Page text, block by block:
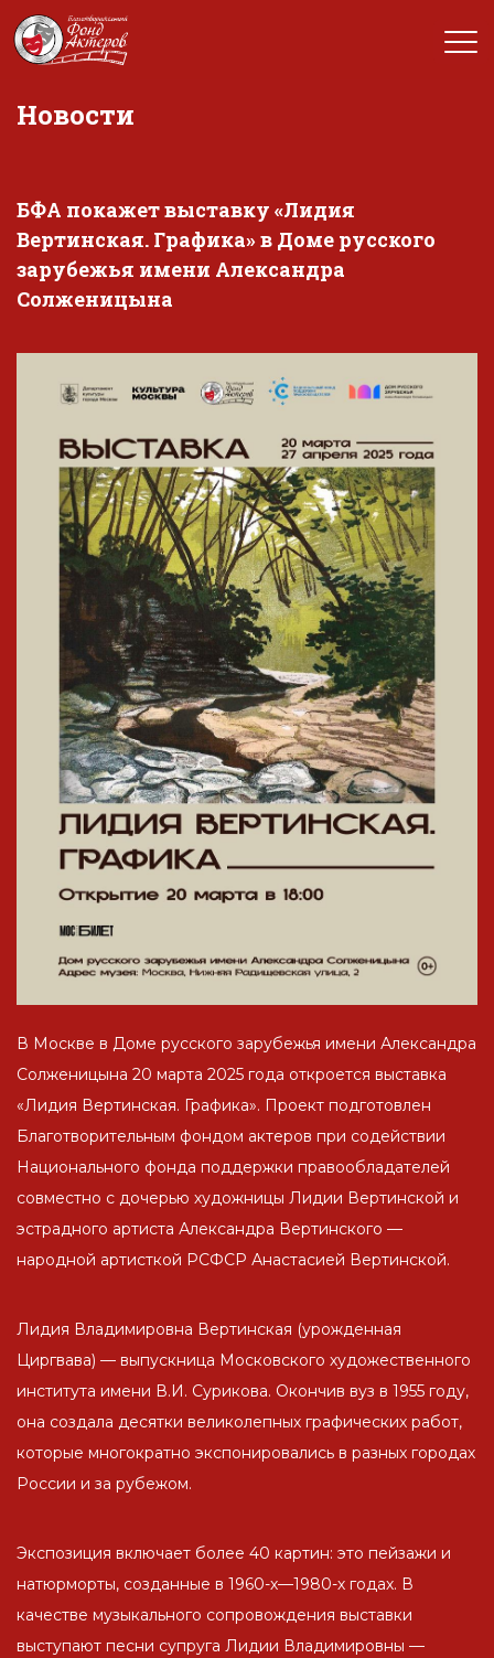
Новости
БФА покажет выставку «Лидия
Вертинская. Графика» в Доме русского
зарубежья имени Александра
Солженицына
В Москве в Доме русского зарубежья имени Александра
Солженицына 20 марта 2025 года откроется выставка
«Лидия Вертинская. Графика». Проект подготовлен
Благотворительным фондом актеров при содействии
Национального фонда поддержки правообладателей
совместно с дочерью художницы Лидии Вертинской и
эстрадного артиста Александра Вертинского —
народной артисткой РСФСР Анастасией Вертинской.
Лидия Владимировна Вертинская (урожденная
Циргвава) — выпускница Московского художественного
института имени В.И. Сурикова. Окончив вуз в 1955 году,
она создала десятки великолепных графических работ,
которые многократно экспонировались в разных городах
России и за рубежом.
Экспозиция включает более 40 картин: это пейзажи и
натюрморты, созданные в 1960-х—1980-х годах. В
качестве музыкального сопровождения выставки
выступают песни супруга Лидии Владимировны —